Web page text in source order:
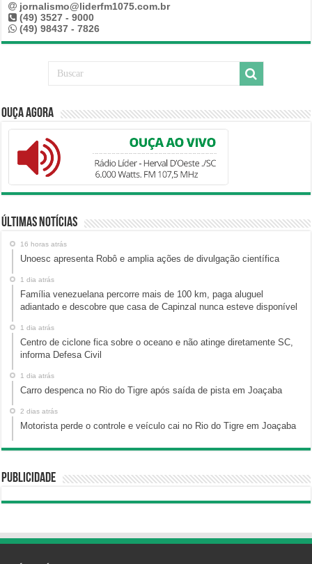
jornalismo@liderfm1075.com.br
(49) 3527 - 9000
(49) 98437 - 7826
Ouça Agora
Últimas Notícias
16 horas atrás
Unoesc apresenta Robô e amplia ações de divulgação científica
1 dia atrás
Família venezuelana percorre mais de 100 km, paga aluguel
adiantado e descobre que casa de Capinzal nunca esteve disponível
1 dia atrás
Centro de ciclone fica sobre o oceano e não atinge diretamente SC,
informa Defesa Civil
1 dia atrás
Carro despenca no Rio do Tigre após saída de pista em Joaçaba
2 dias atrás
Motorista perde o controle e veículo cai no Rio do Tigre em Joaçaba
Publicidade